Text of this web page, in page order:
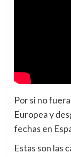
Por si no
Europea y
fechas en
Estas son las